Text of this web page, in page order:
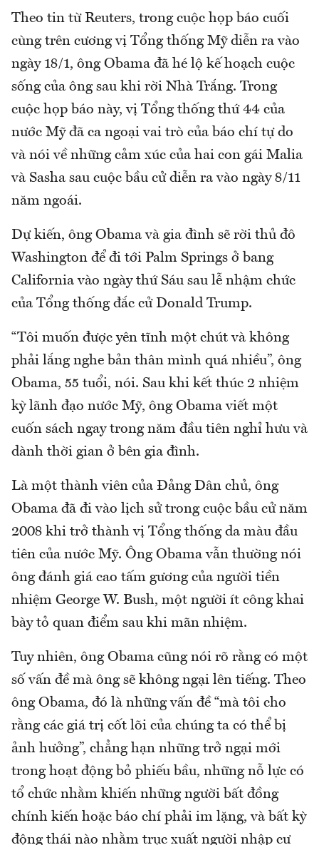
Theo tin từ Reuters, trong cuộc họp báo cuối
cùng trên cương vị Tổng thống Mỹ diễn ra vào
ngày 18/1, ông Obama đã hé lộ kế hoạch cuộc
sống của ông sau khi rời Nhà Trắng. Trong
cuộc họp báo này, vị Tổng thống thứ 44 của
nước Mỹ đã ca ngoại vai trò của báo chí tự do
và nói về những cảm xúc của hai con gái Malia
và Sasha sau cuộc bầu cử diễn ra vào ngày 8/11
năm ngoái.
Dự kiến, ông Obama và gia đình sẽ rời thủ đô
Washington để đi tới Palm Springs ở bang
California vào ngày thứ Sáu sau lễ nhậm chức
của Tổng thống đắc cử Donald Trump.
“Tôi muốn được yên tĩnh một chút và không
phải lắng nghe bản thân mình quá nhiều”, ông
Obama, 55 tuổi, nói. Sau khi kết thúc 2 nhiệm
kỳ lãnh đạo nước Mỹ, ông Obama viết một
cuốn sách ngay trong năm đầu tiên nghỉ hưu và
dành thời gian ở bên gia đình.
Là một thành viên của Đảng Dân chủ, ông
Obama đã đi vào lịch sử trong cuộc bầu cử năm
2008 khi trở thành vị Tổng thống da màu đầu
tiên của nước Mỹ. Ông Obama vẫn thường nói
ông đánh giá cao tấm gương của người tiền
nhiệm George W. Bush, một người ít công khai
bày tỏ quan điểm sau khi mãn nhiệm.
Tuy nhiên, ông Obama cũng nói rõ rằng có một
số vấn đề mà ông sẽ không ngại lên tiếng. Theo
ông Obama, đó là những vấn đề “mà tôi cho
rằng các giá trị cốt lõi của chúng ta có thể bị
ảnh hưởng”, chẳng hạn những trở ngại mới
trong hoạt động bỏ phiếu bầu, những nỗ lực có
tổ chức nhằm khiến những người bất đồng
chính kiến hoặc báo chí phải im lặng, và bất kỳ
động thái nào nhằm trục xuất người nhập cư